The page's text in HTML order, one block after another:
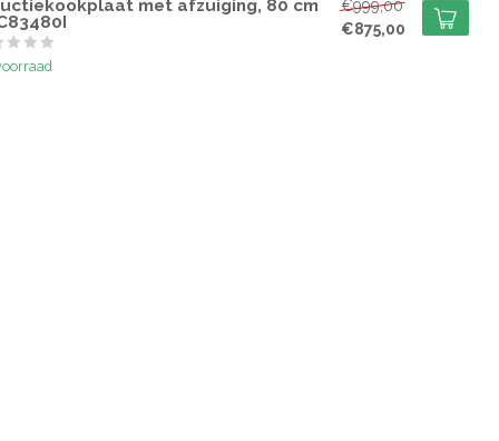
met afzuiging, 80 cm
€999,00
€875,00